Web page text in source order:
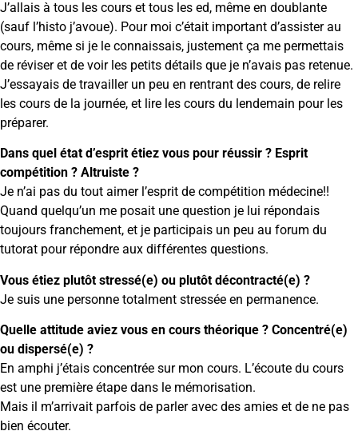
J’allais à tous les cours et tous les ed, même en doublante
(sauf l’histo j’avoue). Pour moi c’était important d’assister au
cours, même si je le connaissais, justement ça me permettais
de réviser et de voir les petits détails que je n’avais pas retenue.
J’essayais de travailler un peu en rentrant des cours, de relire
les cours de la journée, et lire les cours du lendemain pour les
préparer.
Dans quel état d’esprit étiez vous pour réussir ? Esprit
compétition ? Altruiste ?
Je n’ai pas du tout aimer l’esprit de compétition médecine!!
Quand quelqu’un me posait une question je lui répondais
toujours franchement, et je participais un peu au forum du
tutorat pour répondre aux différentes questions.
Vous étiez plutôt stressé(e) ou plutôt décontracté(e) ?
Je suis une personne totalment stressée en permanence.
Quelle attitude aviez vous en cours théorique ? Concentré(e)
ou dispersé(e) ?
En amphi j’étais concentrée sur mon cours. L’écoute du cours
est une première étape dans le mémorisation.
Mais il m’arrivait parfois de parler avec des amies et de ne pas
bien écouter.